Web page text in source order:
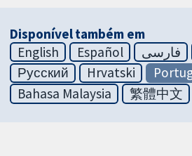
Disponível também em
English
Español فارسی
Русский
Hrvatski
Bahasa Malaysia
繁體中文